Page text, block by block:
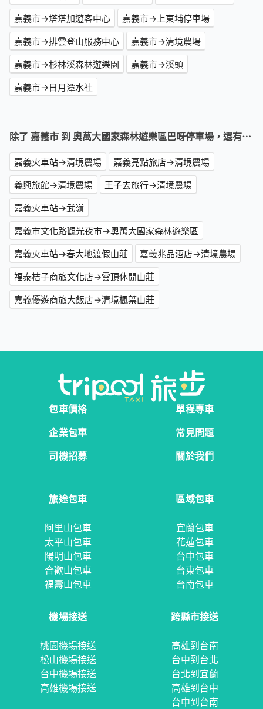
嘉義市→塔塔加遊客中心
嘉義市→上東埔停車場
嘉義市→排雲登山服務中心
嘉義市→清境農場
嘉義市→杉林溪森林遊樂園
嘉義市→溪頭
嘉義市→日月潭水社
除了 嘉義市 到 奧萬大國家森林遊樂區巴呀停車場，還有⋯
嘉義火車站→清境農場
嘉義亮點旅店→清境農場
義興旅館→清境農場
王子去旅行→清境農場
嘉義火車站→武嶺
嘉義市文化路觀光夜市→奧萬大國家森林遊樂區
嘉義火車站→春大地渡假山莊
嘉義兆品酒店→清境農場
福泰桔子商旅文化店→雲頂休閒山莊
嘉義優遊商旅大飯店→清境楓葉山莊
包車價格
單程專車
企業包車
常見問題
司機招募
關於我們
旅途包車
阿里山包車
太平山包車
陽明山包車
合歡山包車
福壽山包車
區域包車
宜蘭包車
花蓮包車
台中包車
台東包車
台南包車
機場接送
桃園機場接送
松山機場接送
台中機場接送
高雄機場接送
跨縣市接送
高雄到台南
台中到台北
台北到宜蘭
高雄到台中
台中到台南